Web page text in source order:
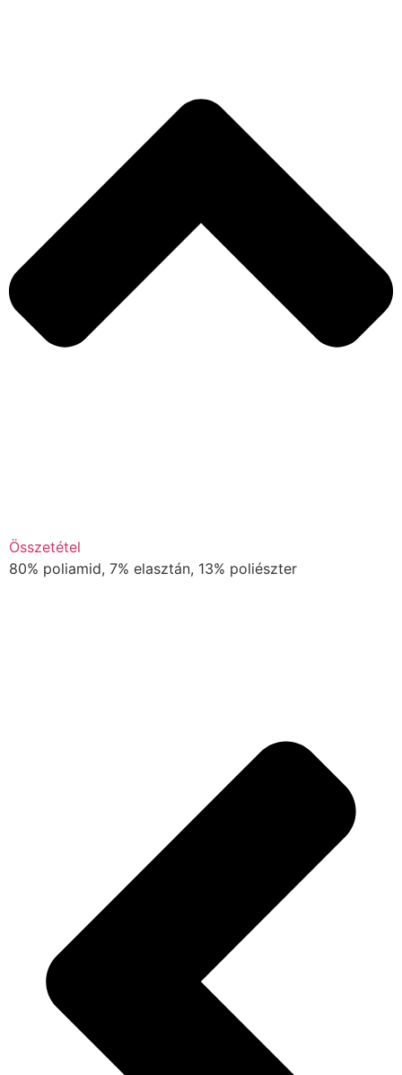
Összetétel
80% poliamid, 7% elasztán, 13% poliészter